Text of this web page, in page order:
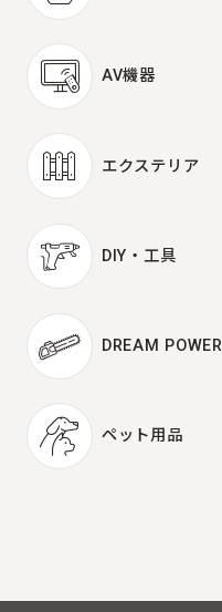
AV機器
エクステリア
DIY・工具
DREAM POWER
ペット用品